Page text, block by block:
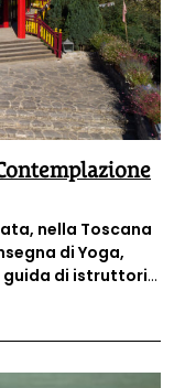
nella Toscana
di Yoga,
guida di istruttori
Norbu.